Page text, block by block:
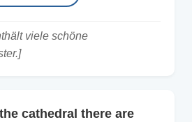
viele schöne
cathedral there are